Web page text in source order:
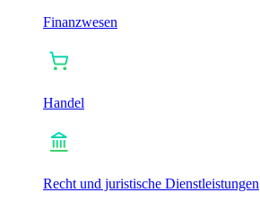
Finanzwesen
Handel
Recht und juristische Dienstleistungen